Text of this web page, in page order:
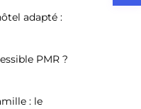
adapté :
PMR ?
: le